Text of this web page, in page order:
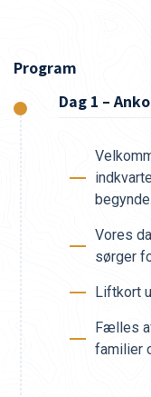
Program
Dag 1 –
begynde.
Vores
sørger
Liftkort
Fælles
familier